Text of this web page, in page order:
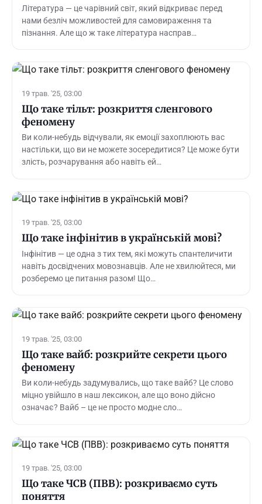
Література — це чарівний світ, який відкриває перед
нами безліч можливостей для самовираження та
пізнання. Але що ж таке література насправ…
19 трав. '25, 03:00
Що таке тільт: розкриття сленгового
феномену
Ви коли-небудь відчували, як емоції захоплюють вас
настільки, що ви не можете зосередитися? Це може бути
злість, розчарування або навіть ей…
19 трав. '25, 03:00
Що таке інфінітив в українській мові?
Інфінітив — це одна з тих тем, які можуть спантеличити
навіть досвідчених мовознавців. Але не хвилюйтеся, ми
розберемо це питання разом! Що…
19 трав. '25, 03:00
Що таке вайб: розкрийте секрети цього
феномену
Ви коли-небудь задумувались, що таке вайб? Це слово
міцно увійшло в наш лексикон, але що воно дійсно
означає? Вайб – це не просто модне сло…
19 трав. '25, 03:00
Що таке ЧСВ (ПВВ): розкриваємо суть
поняття